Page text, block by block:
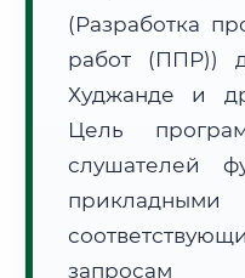
Расчет логистики
• Экспресс-доставка СДЭК /
📜 Документы и аккредитация
(Разработка
работ (ППР))
Худжанде и
Цель
слушателей